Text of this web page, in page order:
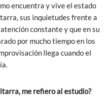
encuentra y vive el estado
sus inquietudes frente a
constante y que en su
por mucho tiempo en los
llega cuando el
me refiero al estudio?